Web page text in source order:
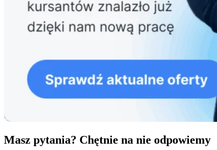
Masz pytania? Chętnie na nie odpowiemy